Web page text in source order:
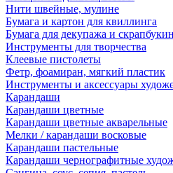
Нити швейные, мулине
Бумага и картон для квиллинга
Бумага для декупажа и
Инструменты для творчества
Клеевые пистолеты
Фетр, фоамиран, мягкий пластик
Инструменты и аксессуары
Карандаши
Карандаши цветные
Карандаши цветные акварельные
Мелки / карандаши восковые
Карандаши пастельные
Карандаши чернографитные